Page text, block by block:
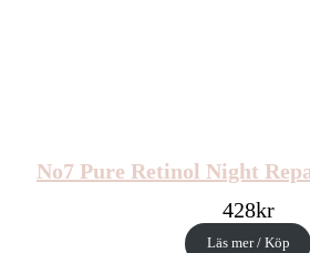
No7 Pure Retinol Night
428kr
Läs mer / Köp